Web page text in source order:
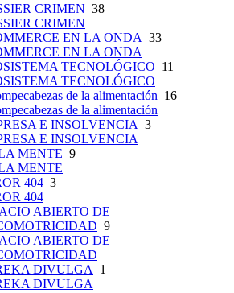
CRIMEN 38
CRIMEN
EN LA ONDA 33
EN LA ONDA
TECNOLÓGICO 11
TECNOLÓGICO
de la alimentación 16
de la alimentación
E INSOLVENCIA 3
E INSOLVENCIA
MENTE 9
MENTE
404 3
404
ABIERTO DE
9
ABIERTO DE
DIVULGA
1
DIVULGA